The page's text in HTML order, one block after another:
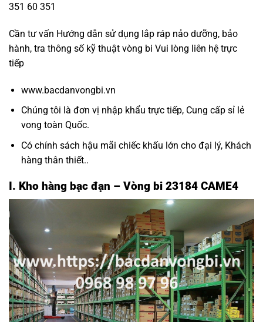
351 60 351
Cần tư vấn Hướng dẫn sử dụng lắp ráp nảo dưỡng, bảo
hành, tra thông số kỹ thuật vòng bi Vui lòng liên hệ trực
tiếp
www.bacdanvongbi.vn
Chúng tôi là đơn vị nhập khẩu trực tiếp, Cung cấp sỉ lẻ
vong toàn Quốc.
Có chính sách hậu mãi chiếc khấu lớn cho đại lý, Khách
hàng thân thiết..
I. Kho hàng bạc đạn – Vòng bi 23184 CAME4